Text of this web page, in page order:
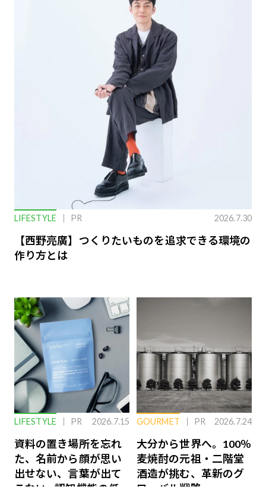
LIFESTYLE PR 2026.7.30
【西野亮廣】つくりたいものを追求できる環境の
作り方とは
LIFESTYLE PR 2026.7.15
資料の置き場所を忘れ
た、名前から顔が思い
出せない、言葉が出て
こない…認知機能の低
GOURMET PR 2026.7.24
大分から世界へ。100％
麦焼酎の元祖・二階堂
酒造が挑む、革新のグ
ローバル戦略